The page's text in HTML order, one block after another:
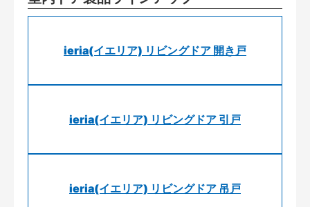
ieria(イエリア) リビングドア 開き戸
ieria(イエリア) リビングドア 引戸
ieria(イエリア) リビングドア 吊戸